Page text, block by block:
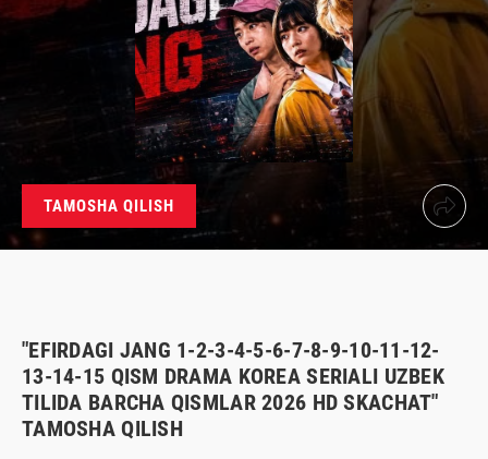
TAMOSHA QILISH
"EFIRDAGI JANG 1-2-3-4-5-6-7-8-9-10-11-12-
13-14-15 QISM DRAMA KOREA SERIALI UZBEK
TILIDA BARCHA QISMLAR 2026 HD SKACHAT"
TAMOSHA QILISH